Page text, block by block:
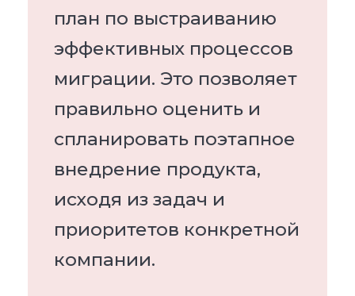
план по выстраиванию
эффективных процессов
миграции. Это позволяет
правильно оценить и
спланировать поэтапное
внедрение продукта,
исходя из задач и
приоритетов конкретной
компании.